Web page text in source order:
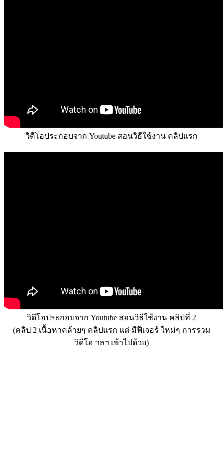
วิดีโอประกอบจาก Youtube สอนวิธีใช้งาน คลิปแรก
วิดีโอประกอบจาก Youtube สอนวิธีใช้งาน คลิปที่ 2
(คลิป 2 เนื้อหาคล้ายๆ คลิปแรก แต่ มีฟีเจอร์ ใหม่ๆ การรวม
วิดีโอ ฯลฯ เข้าไปด้วย)